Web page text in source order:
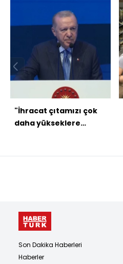
"İhracat çıtamızı çok
daha yükseklere
Son Dakika Haberleri
Haberler